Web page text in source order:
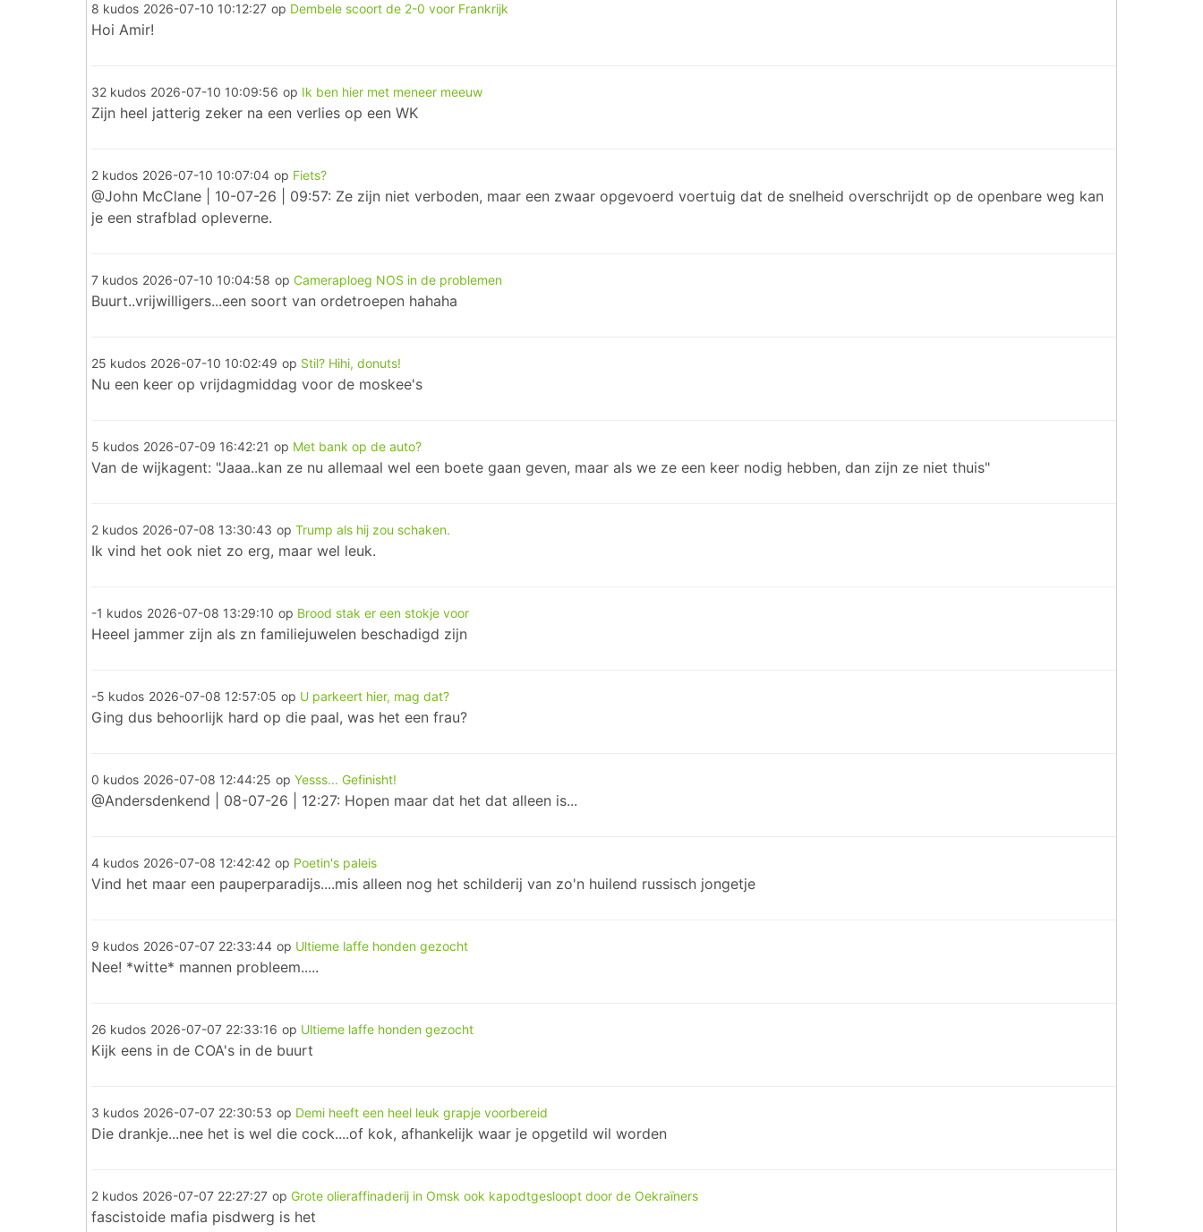
8 kudos 2026-07-10 10:12:27 op Dembele scoort de 2-0 voor Frankrijk
Hoi Amir!
32 kudos 2026-07-10 10:09:56 op Ik ben hier met meneer meeuw
Zijn heel jatterig zeker na een verlies op een WK
2 kudos 2026-07-10 10:07:04 op Fiets?
@John McClane | 10-07-26 | 09:57: Ze zijn niet verboden, maar een zwaar opgevoerd voertuig dat de snelheid overschrijdt op de openbare weg kan
je een strafblad opleverne.
7 kudos 2026-07-10 10:04:58 op Cameraploeg NOS in de problemen
Buurt..vrijwilligers...een soort van ordetroepen hahaha
25 kudos 2026-07-10 10:02:49 op Stil? Hihi, donuts!
Nu een keer op vrijdagmiddag voor de moskee's
5 kudos 2026-07-09 16:42:21 op Met bank op de auto?
Van de wijkagent: "Jaaa..kan ze nu allemaal wel een boete gaan geven, maar als we ze een keer nodig hebben, dan zijn ze niet thuis"
2 kudos 2026-07-08 13:30:43 op Trump als hij zou schaken.
Ik vind het ook niet zo erg, maar wel leuk.
-1 kudos 2026-07-08 13:29:10 op Brood stak er een stokje voor
Heeel jammer zijn als zn familiejuwelen beschadigd zijn
-5 kudos 2026-07-08 12:57:05 op U parkeert hier, mag dat?
Ging dus behoorlijk hard op die paal, was het een frau?
0 kudos 2026-07-08 12:44:25 op Yesss... Gefinisht!
@Andersdenkend | 08-07-26 | 12:27: Hopen maar dat het dat alleen is...
4 kudos 2026-07-08 12:42:42 op Poetin's paleis
Vind het maar een pauperparadijs....mis alleen nog het schilderij van zo'n huilend russisch jongetje
9 kudos 2026-07-07 22:33:44 op Ultieme laffe honden gezocht
Nee! *witte* mannen probleem.....
26 kudos 2026-07-07 22:33:16 op Ultieme laffe honden gezocht
Kijk eens in de COA's in de buurt
3 kudos 2026-07-07 22:30:53 op Demi heeft een heel leuk grapje voorbereid
Die drankje...nee het is wel die cock....of kok, afhankelijk waar je opgetild wil worden
2 kudos 2026-07-07 22:27:27 op Grote olieraffinaderij in Omsk ook kapodtgesloopt door de Oekraïners
fascistoide mafia pisdwerg is het